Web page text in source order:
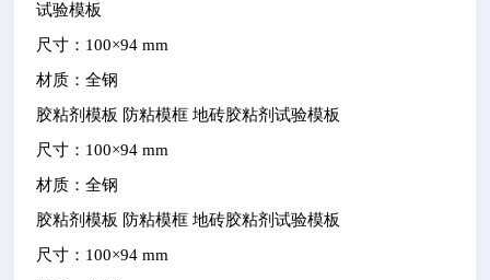
试验模板
尺寸： 100×94 mm
材质：全钢
胶粘剂模板 防粘模框 地砖胶粘剂试验模板
尺寸： 100×94 mm
材质：全钢
胶粘剂模板 防粘模框 地砖胶粘剂试验模板
尺寸： 100×94 mm